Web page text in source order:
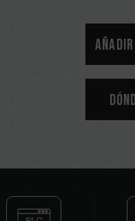
para diferentes
Operación de
equilibra la
Un protector
Patente de
Patente de
certificado: